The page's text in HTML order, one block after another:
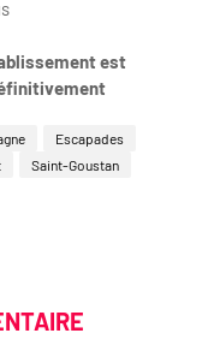
est
Escapades
Saint-Goustan